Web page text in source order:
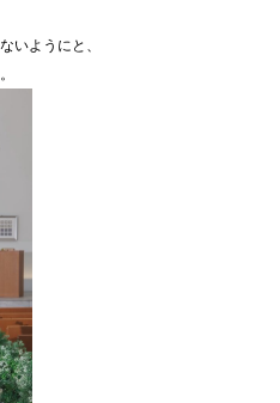
いようにと、